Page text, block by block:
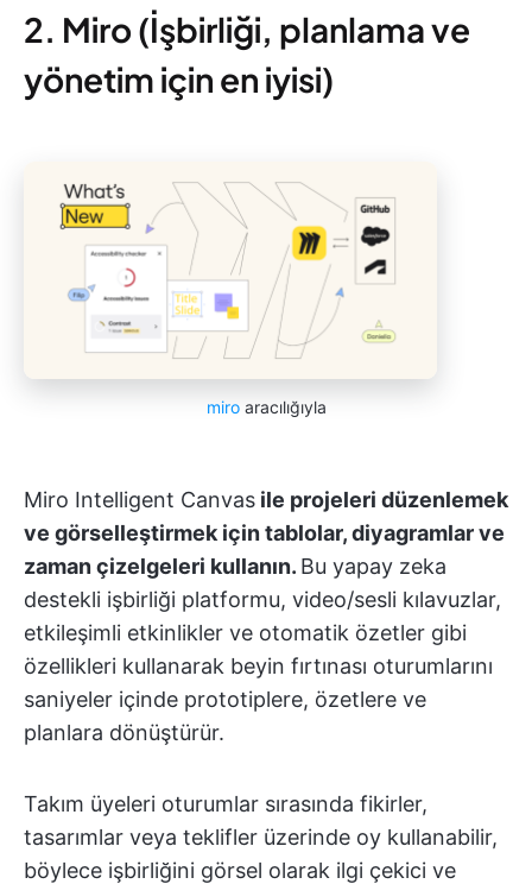
2. Miro (İşbirliği, planlama ve
yönetim için en iyisi)
miroaracılığıyla
Miro Intelligent Canvas ile projeleri düzenlemek
ve görselleştirmek için tablolar, diyagramlar ve
zaman çizelgeleri kullanın. Bu yapay zeka
destekli işbirliği platformu, video/sesli kılavuzlar,
etkileşimli etkinlikler ve otomatik özetler gibi
özellikleri kullanarak beyin fırtınası oturumlarını
saniyeler içinde prototiplere, özetlere ve
planlara dönüştürür.
Takım üyeleri oturumlar sırasında fikirler,
tasarımlar veya teklifler üzerinde oy kullanabilir,
böylece işbirliğini görsel olarak ilgi çekici ve